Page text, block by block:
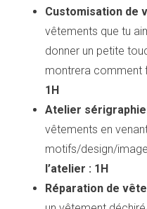
Customisation de
vêtements que tu
donner un petite
montrera comment
1H
Atelier
vêtements en
motifs/design/
l’atelier : 1H
Réparation de